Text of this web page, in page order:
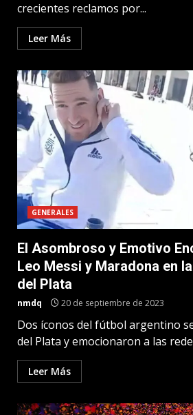
crecientes reclamos por...
Leer Más
GENERALES
El Asombroso y Emotivo
Leo Messi y Maradona en
del Plata
nmdq 20 de septiembre de 2023
Dos íconos del fútbol argentino
del Plata y emocionaron a las
Leer Más